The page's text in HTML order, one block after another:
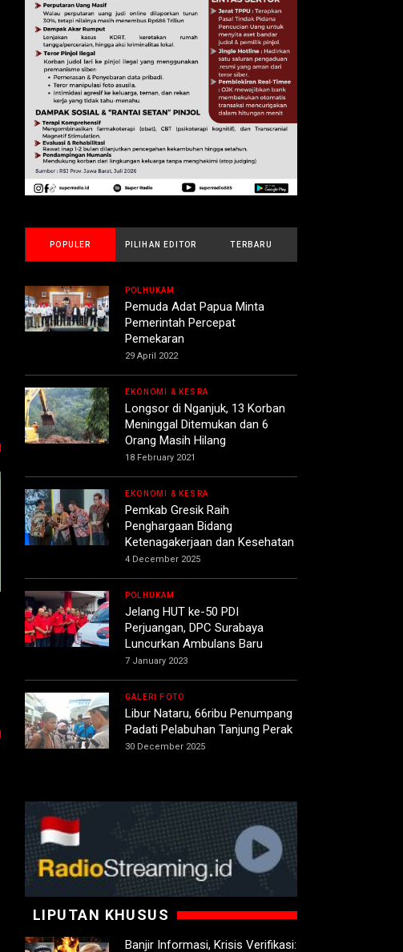
POPULER PILIHAN EDITOR TERBARU
POLHUKAM
Pemuda Adat Papua Minta
Pemerintah Percepat
Pemekaran
29 April 2022
EKONOMI & KESRA
Longsor di Nganjuk, 13 Korban
Meninggal Ditemukan dan 6
Orang Masih Hilang
18 February 2021
EKONOMI & KESRA
Pemkab Gresik Raih
Penghargaan Bidang
Ketenagakerjaan dan Kesehatan
4 December 2025
POLHUKAM
Jelang HUT ke-50 PDI
Perjuangan, DPC Surabaya
Luncurkan Ambulans Baru
7 January 2023
GALERI FOTO
Libur Nataru, 66ribu Penumpang
Padati Pelabuhan Tanjung Perak
30 December 2025
LIPUTAN KHUSUS
Banjir Informasi, Krisis Verifikasi: